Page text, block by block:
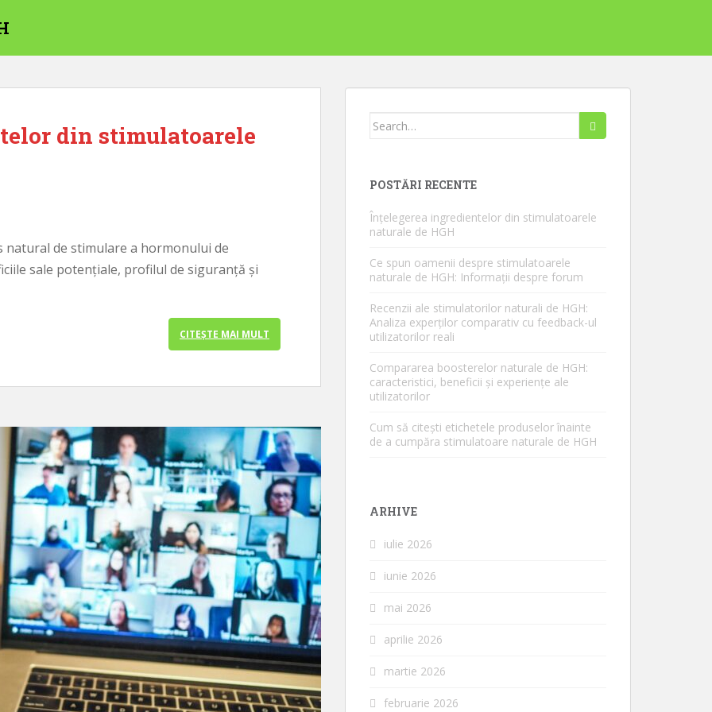
din stimulatoarele
de stimulare a hormonului de
sale potențiale, profilul de siguranță și
CITEȘTE MAI MULT
Caută:
POSTĂRI RECENTE
Înțelegerea ingredientelor din stimulatoarele
naturale de HGH
Ce spun oamenii despre stimulatoarele
naturale de HGH: Informații despre forum
Recenzii ale stimulatorilor naturali de HGH:
Analiza experților comparativ cu feedback-ul
utilizatorilor reali
Compararea boosterelor naturale de HGH:
caracteristici, beneficii și experiențe ale
utilizatorilor
Cum să citești etichetele produselor înainte
de a cumpăra stimulatoare naturale de HGH
ARHIVE
iulie 2026
iunie 2026
mai 2026
aprilie 2026
martie 2026
februarie 2026